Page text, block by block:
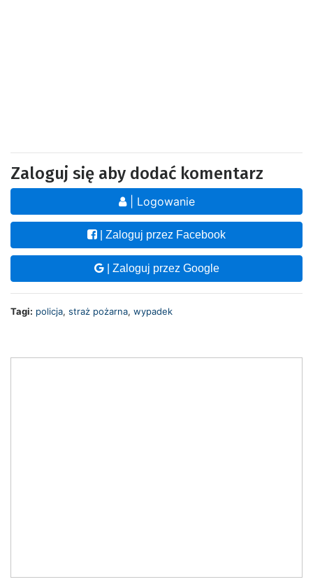
Zaloguj się aby dodać komentarz
| Logowanie
| Zaloguj przez Facebook
| Zaloguj przez Google
Tagi: policja, straż pożarna, wypadek